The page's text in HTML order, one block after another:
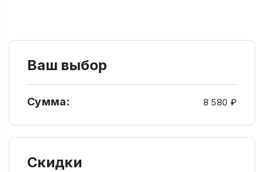
Ваш выбор
Сумма: 8 580 ₽
Скидки